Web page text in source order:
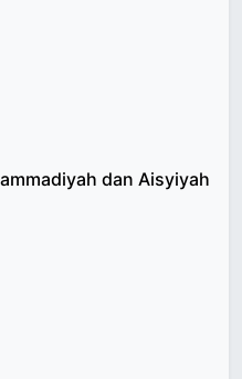
dan Aisyiyah